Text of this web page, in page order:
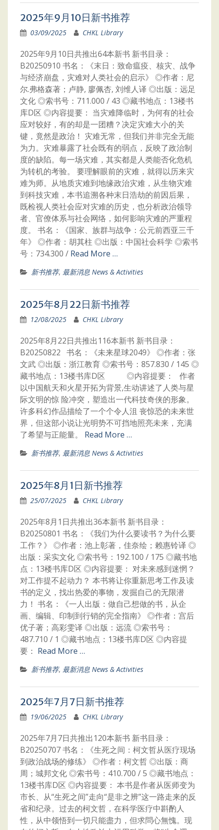
2025年9月10日新书推荐
03/09/2025 CHKL Library
2025年9月10日共推出64本新书 新书目录：
B20250910 书名：《末日：致命瘟疫、核灾、战争
与经济崩盘，灾难对人类社会的启示》 ◎作者：尼
尔.弗格森著；卢静, 廖佩杏, 刘维人译 ◎出版：远足
文化 ◎索书号：711.000 / 43 ◎藏书地点：13楼书
库D区 ◎内容提要： 当灾难降临时，为何有的社会
应对较好，有的却是一团糟？决定灾难大小的关
键，竟然是政治！ 灾难无常，但我们并非完全无能
为力。灾难暴露了社会既有的弱点，反映了政治制
度的缺陷。每一场灾难，其实都是人类能否化危机
为转机的考验。 要理解眼前的灾难，就得以历来灾
难为师。从地质灾难到地缘政治灾难，从生物灾难
到科技灾难，本书追溯各种末日浩劫的前因后果，
既检视人类社会应对灾难的历史，也分析政治领导
者、官僚体系与社会网络，如何影响灾难的严重程
度。 书名：《国家、族群与战争：公元前西亚三千
年》 ◎作者：胡其柱 ◎出版：中国社会科学 ◎索书
号：734.300 / Read More …
新书推荐, 最新消息 News & Activities
2025年8月22日新书推荐
12/08/2025 CHKL Library
2025年8月22日共推出116本新书 新书目录：
B20250822 书名：《未来星球2049》 ◎作者：张
文武 ◎出版：浙江教育 ◎索书号：857.830 / 145 ◎
藏书地点：13楼书库D区 ◎内容提要： 作者
以中国航天和火星开拓为背景,生动讲述了人类与星
际文明的惊 险冲突，塑造出一代科技奇侠的形象。
许多科幻作品描绘了一个个令人沮 丧惊恐的未来世
界，但这部小说让光明势不可挡地照亮未来，充满
了希望与正能量。 Read More …
新书推荐, 最新消息 News & Activities
2025年8月1日新书推荐
25/07/2025 CHKL Library
2025年8月1日共推出36本新书 新书目录：
B20250801 书名：《我们为什么要读书？为什么要
工作？》 ◎作者：池上彰著，佳奈绘；赖惠铃译 ◎
出版：采实文化 ◎索书号：192.100 / 175 ◎藏书地
点：13楼书库D区 ◎内容提要： 对未来感到迷惘？
对工作提不起动力？ 本书将让你重新思考工作及读
书的定义，找出热爱的事物，发掘自己的无限潜
力！ 书名：《一人出版：做自己想做的书，从企
画、编辑、印制到行销的完全指南》 ◎作者：宫后
优子著；高彩雯译 ◎出版：远流 ◎索书号：
487.710 / 1 ◎藏书地点：13楼书库D区 ◎内容提
要： Read More …
新书推荐, 最新消息 News & Activities
2025年7月7日新书推荐
19/06/2025 CHKL Library
2025年7月7日共推出120本新书 新书目录：
B20250707 书名：《生死之间：柯文哲从医疗现场
到政治战场的修练》 ◎作者：柯文哲 ◎出版：商
周；城邦文化 ◎索书号：410.700 / 5 ◎藏书地点：
13楼书库D区 ◎内容提要： 本书是作者从医师变为
市长、从“生死之间”走向“是非之辨”这一路走来的反
省和纪录。过去的柯文哲，在科学医疗中斟酌人
性，从中领悟到一切只能盡力，但求問心無愧。现